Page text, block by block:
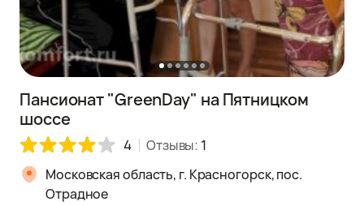
Пансионат "GreenDay" на Пятницком
шоссе
4 Отзывы: 1
Московская область, г. Красногорск, пос.
Отрадное